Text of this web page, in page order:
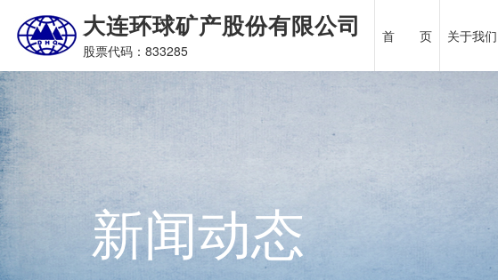
大连环球矿产股份有限公司
股票代码：833285
首 页 关于我们
关于我们
产品展示
应用领域
新闻动态
联系我们
新闻动态